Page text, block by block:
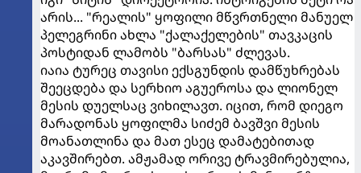
არის... "რეალის" ყოფილი მწვრთნელი მანუელ
პელეგრინი ახლა "ქალაქელების" თავკაცის
პოსტიდან ლამობს "ბარსას" ძლევას.
იაია ტურეც თავისი ექსგუნდის დამწუხრებას
შეეცდება და სერხიო აგუეროსა და ლიონელ
მესის დუელსაც ვიხილავთ. იცით, რომ დიეგო
მარადონას ყოფილმა სიძემ ბავშვი მესის
მოანათლინა და მათ ესეც დამატებითად
აკავშირებთ. ამჟამად ორივე ტრავმირებულია,